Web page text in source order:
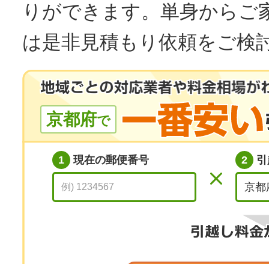
りができます。単身からご
は是非見積もり依頼をご検
京都府で
1 現在の郵便番号 2